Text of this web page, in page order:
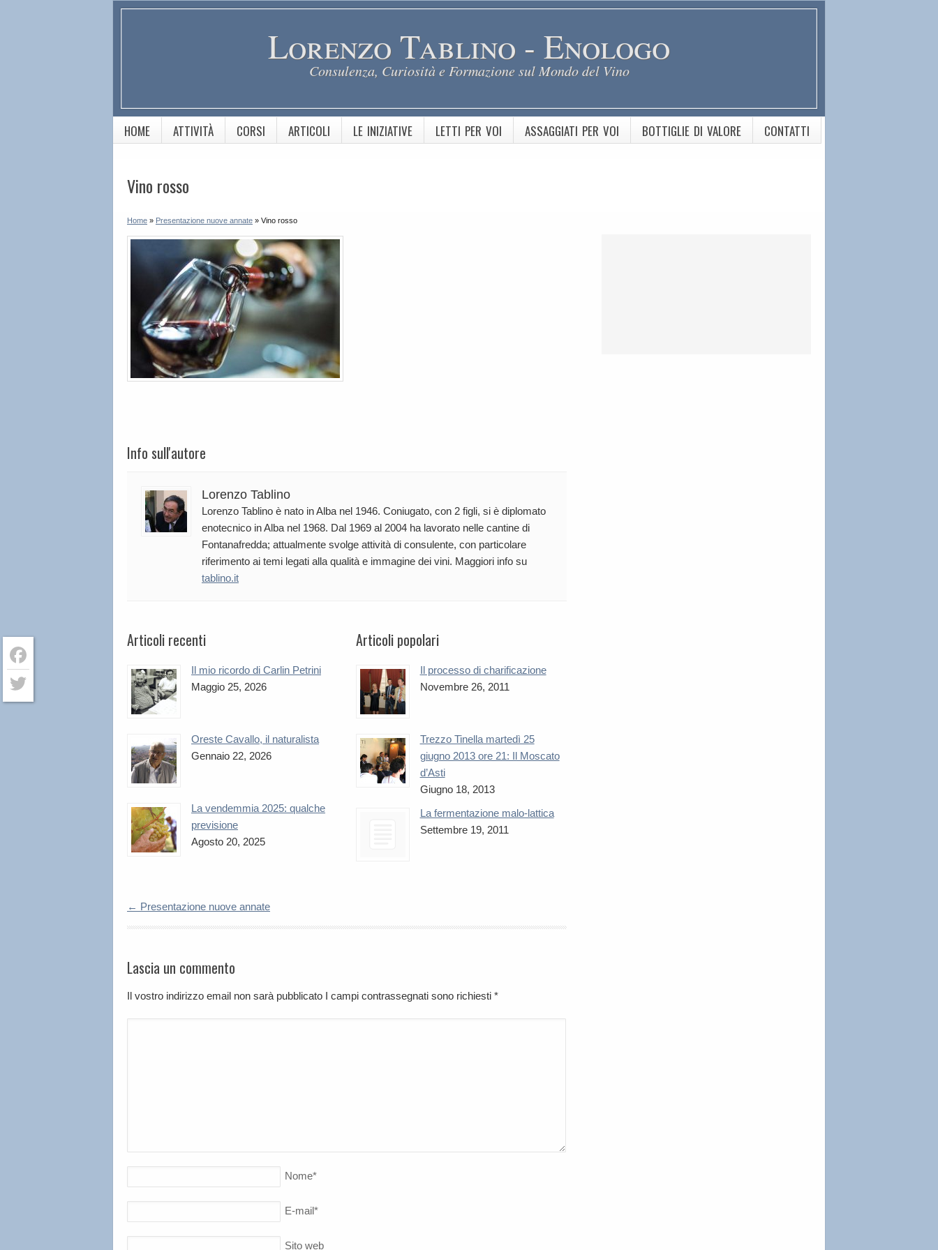
Lorenzo Tablino - Enologo
Consulenza, Curiosità e Formazione sul Mondo del Vino
HOME ATTIVITÀ CORSI ARTICOLI LE INIZIATIVE LETTI PER VOI ASSAGGIATI PER VOI BOTTIGLIE DI VALORE CONTATTI
Vino rosso
Home » Presentazione nuove annate » Vino rosso
Info sull'autore
Lorenzo Tablino
Lorenzo Tablino è nato in Alba nel 1946. Coniugato, con 2 figli, si è diplomato
enotecnico in Alba nel 1968. Dal 1969 al 2004 ha lavorato nelle cantine di
Fontanafredda; attualmente svolge attività di consulente, con particolare
riferimento ai temi legati alla qualità e immagine dei vini. Maggiori info su
tablino.it
Articoli recenti
Il mio ricordo di Carlin Petrini
Maggio 25, 2026
Oreste Cavallo, il naturalista
Gennaio 22, 2026
La vendemmia 2025: qualche
previsione
Agosto 20, 2025
Articoli popolari
Il processo di charificazione
Novembre 26, 2011
Trezzo Tinella martedì 25
giugno 2013 ore 21: Il Moscato
d’Asti
Giugno 18, 2013
La fermentazione malo-lattica
Settembre 19, 2011
← Presentazione nuove annate
Lascia un commento
Il vostro indirizzo email non sarà pubblicato I campi contrassegnati sono richiesti *
Nome*
E-mail*
Sito web
Facebook
Twitter